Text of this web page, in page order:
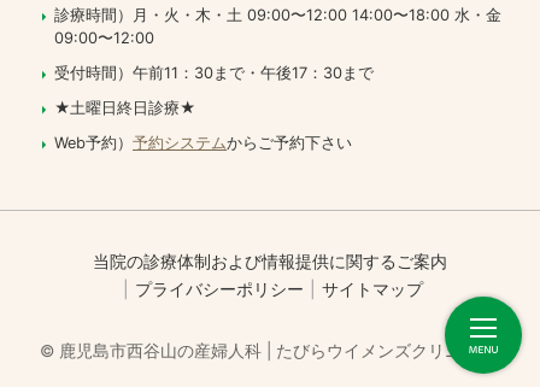
診療時間）月・火・木・土 09:00〜12:00 14:00〜18:00 水・金
09:00〜12:00
受付時間）午前11：30まで・午後17：30まで
★土曜日終日診療★
Web予約） 予約システムからご予約下さい
当院の診療体制および情報提供に関するご案内
プライバシーポリシー
サイトマップ
© 鹿児島市西谷山の産婦人科 | たびらウイメンズクリニック.